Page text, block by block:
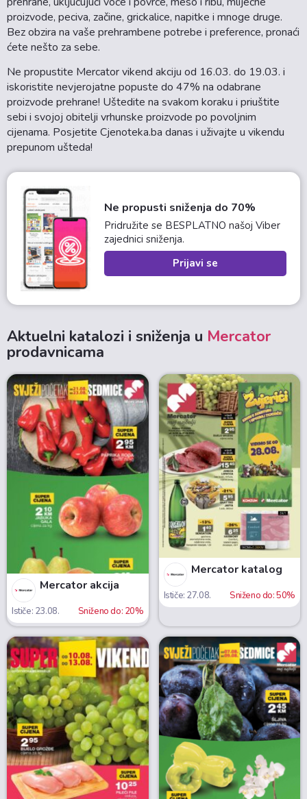
proizvode, peciva, začine, grickalice, napitke i mnoge druge.
Bez obzira na vaše prehrambene potrebe i preference, pronaći
ćete nešto za sebe.
Ne propustite Mercator vikend akciju od 16.03. do 19.03. i
iskoristite nevjerojatne popuste do 47% na odabrane
proizvode prehrane! Uštedite na svakom koraku i priuštite
sebi i svojoj obitelji vrhunske proizvode po povoljnim
cijenama. Posjetite Cjenoteka.ba danas i uživajte u vikendu
prepunom ušteda!
Ne propusti sniženja do 70%
Pridružite se BESPLATNO našoj Viber
zajednici sniženja.
Prijavi se
Aktuelni katalozi i sniženja u Mercator
prodavnicama
Mercator akcija
Ističe: 23.08. Sniženo do: 20%
Mercator katalog
Ističe: 27.08. Sniženo do: 50%